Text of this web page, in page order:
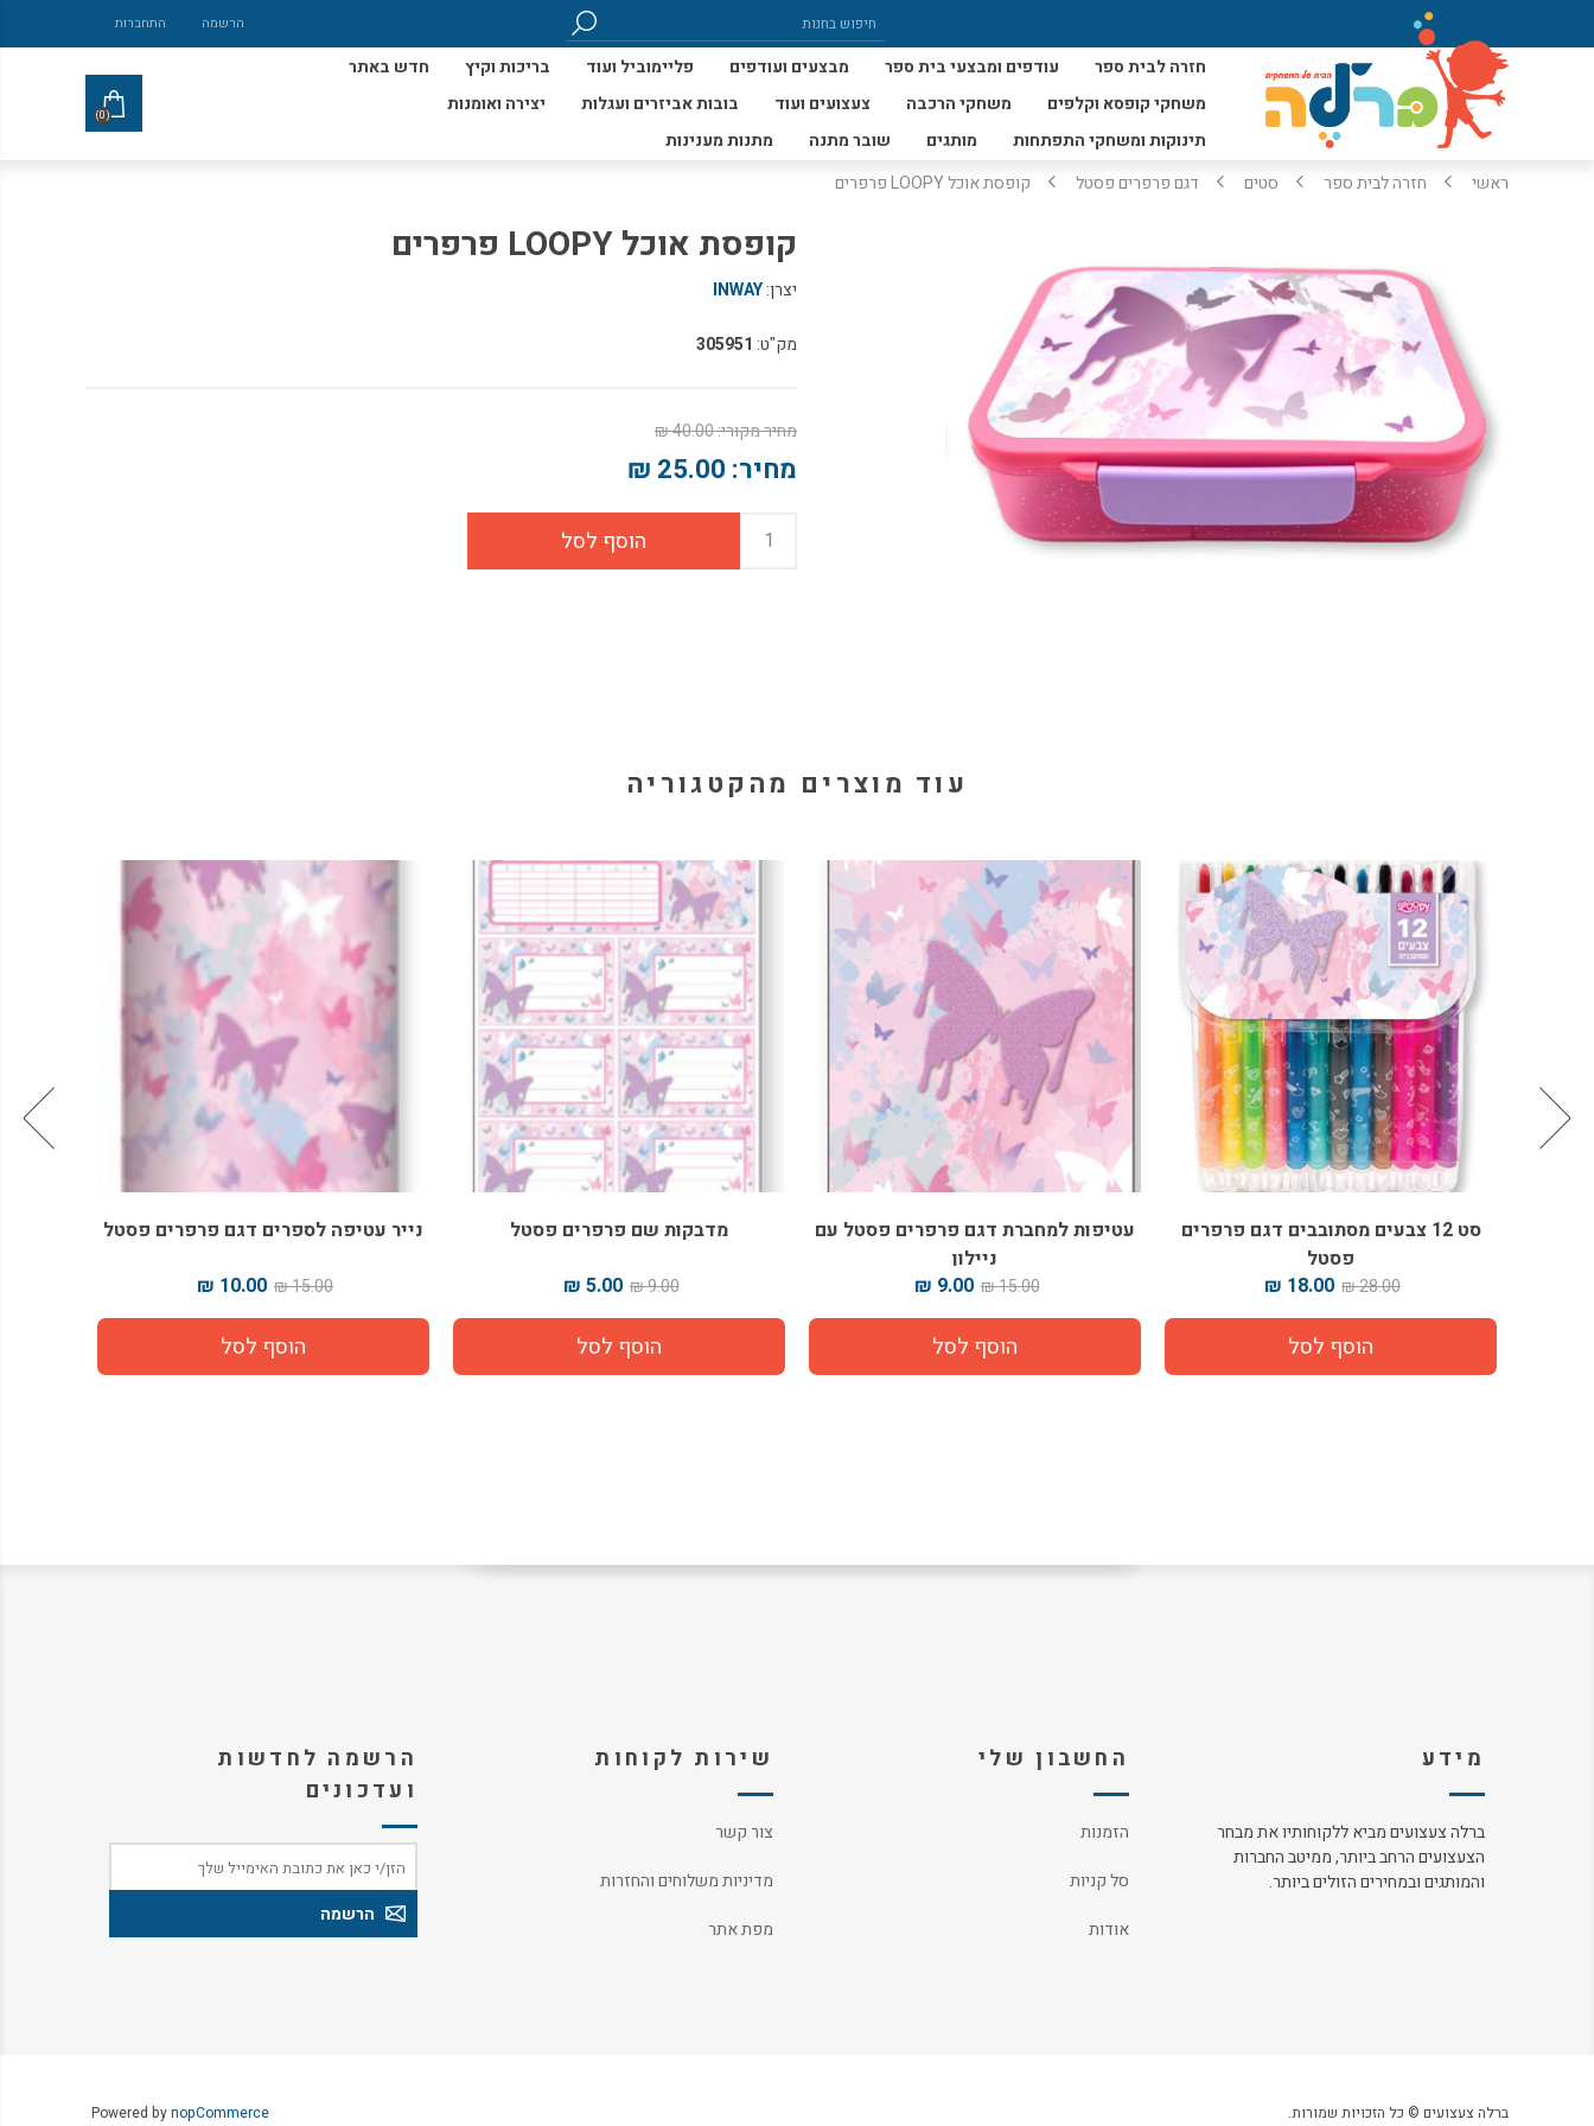
הרשמה התחברות
חזרה לבית ספר עודפים ומבצעי בית ספר מבצעים ועודפים פליימוביל ועוד בריכות וקיץ
חדש באתר
משחקי קופסא וקלפים
משחקי הרכבה צעצועים ועוד בובות אביזרים ועגלות
יצירה ואומנות
תינוקות ומשחקי התפתחות
מותגים שובר מתנה מתנות מענינות
(0)
ראשי חזרה לבית ספר סטים דגם פרפרים פסטל קופסת אוכל LOOPY פרפרים
קופסת אוכל LOOPY פרפרים
יצרן:INWAY
מק"ט: 305951
מחיר מקורי:40.00 ₪
מחיר: 25.00 ₪
עוד מוצרים מהקטגוריה
עטיפות למחברת דגם פרפרים פסטל עם
ניילון
15.00 ₪
9.00 ₪
מדבקות שם פרפרים פסטל
9.00 ₪
5.00 ₪
נייר עטיפה לספרים דגם פרפרים פסטל
15.00 ₪
10.00 ₪
תיקית גומי PP פרפרים פסטל
22.00 ₪
14.00 ₪
מידע
ברלה צעצועים מביא ללקוחותיו את מבחר
הצעצועים הרחב ביותר, ממיטב החברות
והמותגים ובמחירים הזולים ביותר.
החשבון שלי
הזמנות
סל קניות
אודות
שירות לקוחות
צור קשר
מדיניות משלוחים והחזרות
מפת אתר
הרשמה לחדשות
ועדכונים
Powered bynopCommerce ברלה צעצועים © כל הזכויות שמורות.